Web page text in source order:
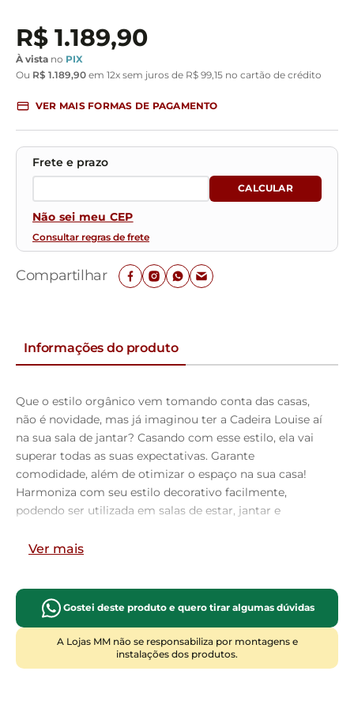
R$ 1.189,90
À vista no PIX
Ou R$ 1.189,90 em 12x sem juros de R$ 99 15 no cartão de crédito
VER MAIS FORMAS DE PAGAMENTO
Não sei meu CEP
Consultar regras de frete
Compartilhar
Informações do produto
Que o estilo orgânico vem tomando conta das casas,
não é novidade, mas já imaginou ter a Cadeira Louise aí
na sua sala de jantar? Casando com esse estilo, ela vai
superar todas as suas expectativas. Garante
comodidade, além de otimizar o espaço na sua casa!
Harmoniza com seu estilo decorativo facilmente,
podendo ser utilizada em salas de estar, jantar e
decoração. Sua proposta de design suavizará seu
carbono, contrasta lindamente com o encosto e
assento estofados que são extremamente confortáveis,
resistentes, aconchegantes e modernos. Traga o que há
de mais moderno para a sua casa, adquira já a sua!
Ver mais
Gostei deste produto e quero tirar algumas dúvidas
A Lojas MM não se responsabiliza por montagens e
instalações dos produtos.